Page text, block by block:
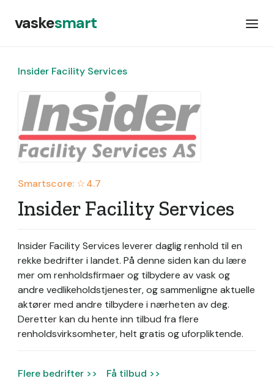
vaskesmart
Insider Facility Services
Smartscore: ☆4.7
Insider Facility Services
Insider Facility Services leverer daglig renhold til en
rekke bedrifter i landet. På denne siden kan du lære
mer om renholdsfirmaer og tilbydere av vask og
andre vedlikeholdstjenester, og sammenligne aktuelle
aktører med andre tilbydere i nærheten av deg.
Deretter kan du hente inn tilbud fra flere
renholdsvirksomheter, helt gratis og uforpliktende.
Flere bedrifter >> Få tilbud >>